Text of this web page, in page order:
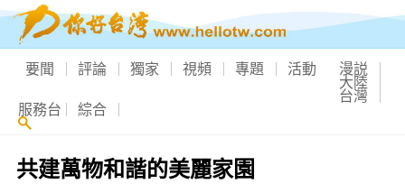
要聞 評論 獨家 視頻 專題 活動 漫説
大陸
台灣
服務台 綜合
共建萬物和諧的美麗家園